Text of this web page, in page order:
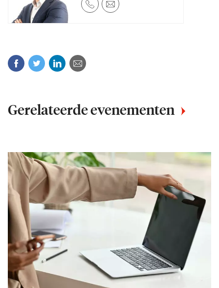
Gerelateerde evenementen
Facebook
TwitterLinkedinE-mail